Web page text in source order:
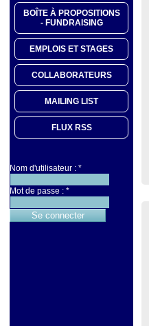
BOÎTE À PROPOSITIONS
- FUNDRAISING
EMPLOIS ET STAGES
COLLABORATEURS
MAILING LIST
FLUX RSS
Nom d'utilisateur : *
Mot de passe : *